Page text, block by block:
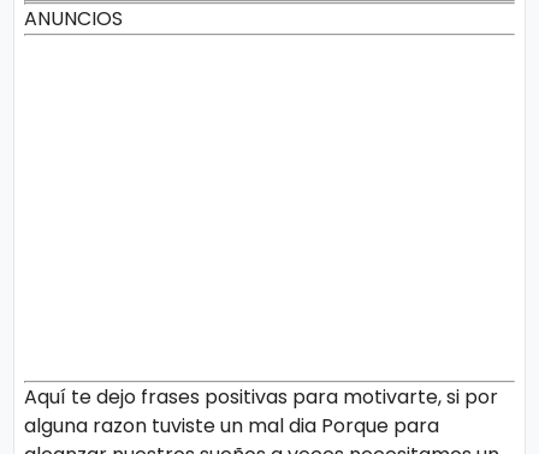
ANUNCIOS
Aquí te dejo frases positivas para motivarte, si por
alguna razon tuviste un mal dia Porque para